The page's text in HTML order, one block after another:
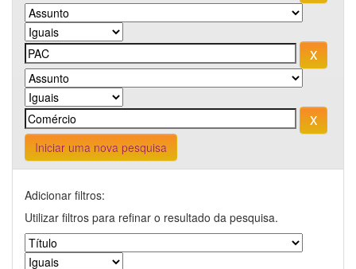
Iniciar uma nova pesquisa
Adicionar filtros:
Utilizar filtros para refinar o resultado da pesquisa.